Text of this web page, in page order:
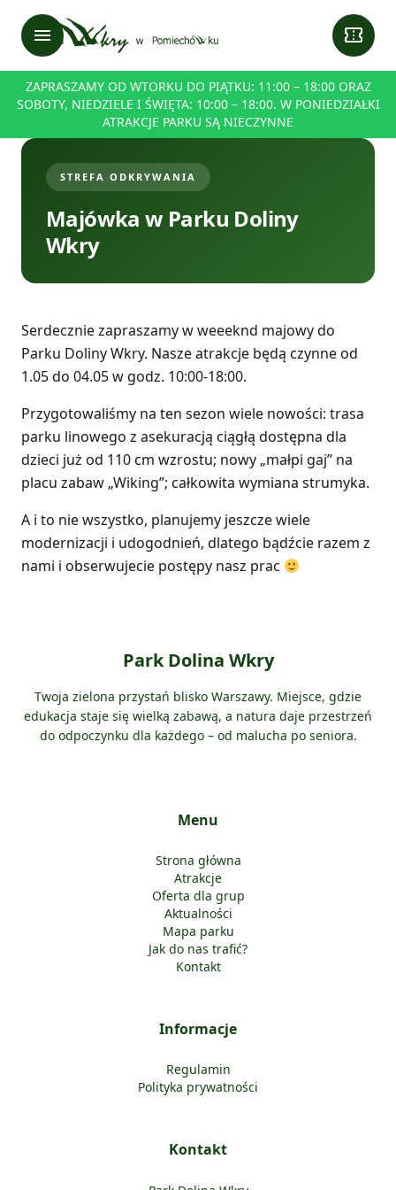
menu confirmation_number
ZAPRASZAMY OD WTORKU DO PIĄTKU: 11:00 – 18:00 ORAZ
SOBOTY, NIEDZIELE I ŚWIĘTA: 10:00 – 18:00. W PONIEDZIAŁKI
ATRAKCJE PARKU SĄ NIECZYNNE
STREFA ODKRYWANIA
Majówka w Parku Doliny
Wkry
Serdecznie zapraszamy w weeeknd majowy do
Parku Doliny Wkry. Nasze atrakcje będą czynne od
1.05 do 04.05 w godz. 10:00-18:00.
Przygotowaliśmy na ten sezon wiele nowości: trasa
parku linowego z asekuracją ciągłą dostępna dla
dzieci już od 110 cm wzrostu; nowy „małpi gaj” na
placu zabaw „Wiking”; całkowita wymiana strumyka.
A i to nie wszystko, planujemy jeszcze wiele
modernizacji i udogodnień, dlatego bądźcie razem z
nami i obserwujecie postępy nasz prac
Park Dolina Wkry
Twoja zielona przystań blisko Warszawy. Miejsce, gdzie
edukacja staje się wielką zabawą, a natura daje przestrzeń
do odpoczynku dla każdego – od malucha po seniora.
Menu
Strona główna
Atrakcje
Oferta dla grup
Aktualności
Mapa parku
Jak do nas trafić?
Kontakt
Informacje
Regulamin
Polityka prywatności
Kontakt